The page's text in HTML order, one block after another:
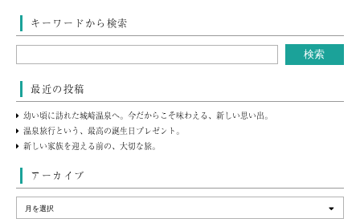
キーワードから検索
最近の投稿
幼い頃に訪れた城崎温泉へ。今だからこそ味わえる、新しい思い出。
温泉旅行という、最高の誕生日プレゼント。
新しい家族を迎える前の、大切な旅。
アーカイブ